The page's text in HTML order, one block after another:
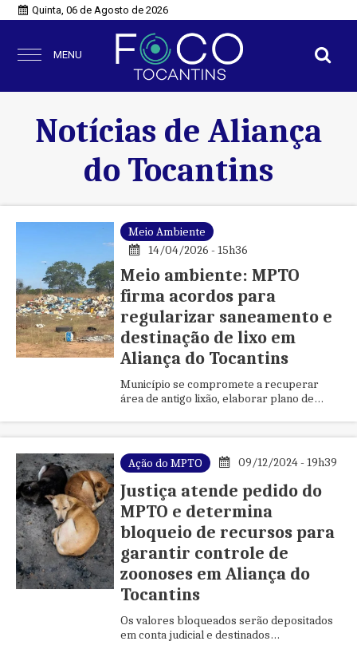
Quinta, 06 de Agosto de 2026
MENU
Notícias de Aliança
do Tocantins
Meio Ambiente
14/04/2026 - 15h36
Meio ambiente: MPTO
firma acordos para
regularizar saneamento e
destinação de lixo em
Aliança do Tocantins
Município se compromete a recuperar
área de antigo lixão, elaborar plano de
Ação do MPTO 09/12/2024 - 19h39
Justiça atende pedido do
MPTO e determina
bloqueio de recursos para
garantir controle de
zoonoses em Aliança do
Tocantins
Os valores bloqueados serão depositados
em conta judicial e destinados